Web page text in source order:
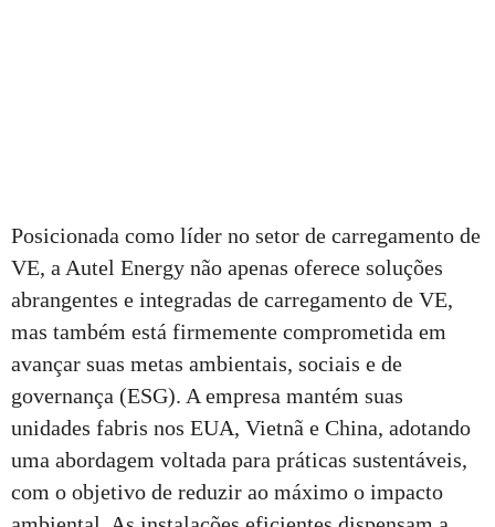
Posicionada como líder no setor de carregamento de
VE, a Autel Energy não apenas oferece soluções
abrangentes e integradas de carregamento de VE,
mas também está firmemente comprometida em
avançar suas metas ambientais, sociais e de
governança (ESG). A empresa mantém suas
unidades fabris nos EUA, Vietnã e China, adotando
uma abordagem voltada para práticas sustentáveis,
com o objetivo de reduzir ao máximo o impacto